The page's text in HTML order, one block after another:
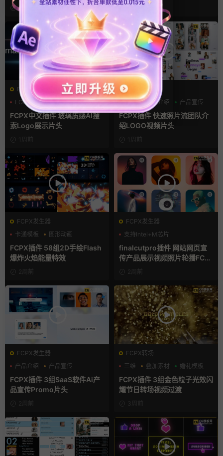
2天前
FCPX发生器
LOGO动画
商务模板
支持Intel+M芯片
FCPX中文插件 玻璃质感AI搜
索Logo展示片头
1周前
FCPX发生器
三维
产品介绍 产品宣传
FCPX插件 快速照片流团队介
绍LOGO视频片头
1周前
FCPX发生器
卡通模板
图形动画
手绘风
FCPX插件 58组2D手绘Flash
爆炸火焰能量特效
2周前
FCPX发生器
支持Intel+M芯片
finalcutpro插件 网站网页宣
传产品展示视频照片轮播FCP
X插件2周前
FCPX发生器
产品介绍
产品宣传
产品展示
FCPX插件 3组SaaS软件Ai产
品宣传Promo片头
2周前
FCPX转场
三维
叠加素材 婚礼模板
FCPX插件 3组金色粒子光效闪
耀节日转场视频过渡
3周前